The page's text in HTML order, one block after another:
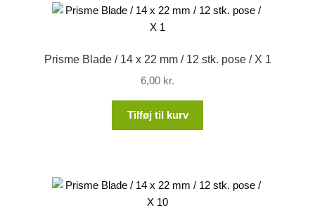
Prisme Blade / 14 x 22 mm / 12 stk. pose / X 1
6,00 kr.
Tilføj til kurv